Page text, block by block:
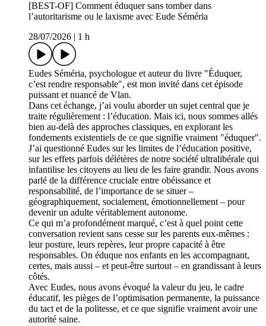
[BEST-OF] Comment éduquer sans tomber dans
l’autoritarisme ou le laxisme avec Eude Séméria
28/07/2026
1 h
Eudes Séméria, psychologue et auteur du livre "Éduquer,
c’est rendre responsable", est mon invité dans cet épisode
puissant et nuancé de Vlan.
Dans cet échange, j’ai voulu aborder un sujet central que je
traite régulièrement : l’éducation. Mais ici, nous sommes allés
bien au-delà des approches classiques, en explorant les
fondements existentiels de ce que signifie vraiment "éduquer".
J’ai questionné Eudes sur les limites de l’éducation positive,
sur les effets parfois délétères de notre société ultralibérale qui
infantilise les citoyens au lieu de les faire grandir. Nous avons
parlé de la différence cruciale entre obéissance et
responsabilité, de l’importance de se situer –
géographiquement, socialement, émotionnellement – pour
devenir un adulte véritablement autonome.
Ce qui m’a profondément marqué, c’est à quel point cette
conversation revient sans cesse sur les parents eux-mêmes :
leur posture, leurs repères, leur propre capacité à être
responsables. On éduque nos enfants en les accompagnant,
certes, mais aussi – et peut-être surtout – en grandissant à leurs
côtés.
Avec Eudes, nous avons évoqué la valeur du jeu, le cadre
éducatif, les pièges de l’optimisation permanente, la puissance
du tact et de la politesse, et ce que signifie vraiment avoir une
autorité saine.